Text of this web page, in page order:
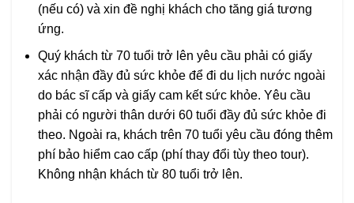
(nếu có) và xin đề nghị khách cho tăng giá tương
ứng.
Quý khách từ 70 tuổi trở lên yêu cầu phải có giấy
xác nhận đầy đủ sức khỏe để đi du lịch nước ngoài
do bác sĩ cấp và giấy cam kết sức khỏe. Yêu cầu
phải có người thân dưới 60 tuổi đầy đủ sức khỏe đi
theo. Ngoài ra, khách trên 70 tuổi yêu cầu đóng thêm
phí bảo hiểm cao cấp (phí thay đổi tùy theo tour).
Không nhận khách từ 80 tuổi trở lên.